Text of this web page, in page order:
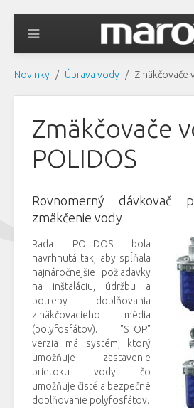
Novinky Úprava vody Zmäkčovače
Zmäkčovače
POLIDOS
Rovnomerný dávkovač
zmäkčenie vody
Rada POLIDOS bola
navrhnutá tak, aby spĺňala
najnáročnejšie požiadavky
na inštaláciu, údržbu a
potreby doplňovania
zmäkčovacieho média
(polyfosfátov). "STOP"
verzia má systém, ktorý
umožňuje zastavenie
prietoku vody čo
umožňuje čisté a bezpečné
doplňovanie polyfosfátov.